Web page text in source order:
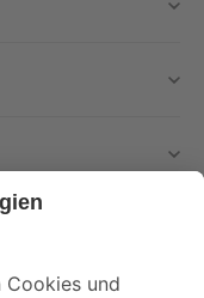
mehr verpassen!